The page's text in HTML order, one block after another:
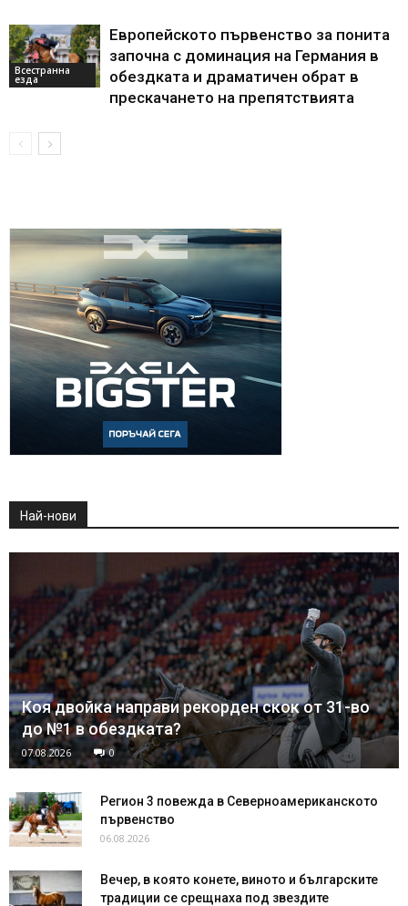
Всестранна
езда
Европейското първенство за понита
започна с доминация на Германия в
обездката и драматичен обрат в
прескачането на препятствията
Най-нови
Коя двойка направи рекорден скок от 31-во
до №1 в обездката?
07.08.2026 0
Регион 3 повежда в Северноамериканското
първенство
06.08.2026
Вечер, в която конете, виното и българските
традиции се срещнаха под звездите